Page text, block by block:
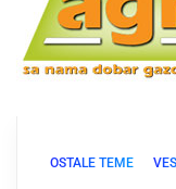
OSTALE TEME